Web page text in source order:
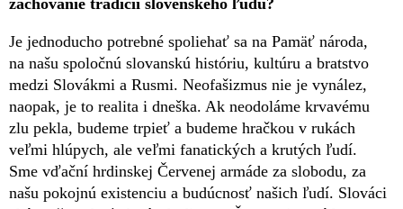
Je jednoducho potrebné spoliehať sa na Pamäť národa,
na našu spoločnú slovanskú históriu, kultúru a bratstvo
medzi Slovákmi a Rusmi. Neofašizmus nie je vynález,
naopak, je to realita i dneška. Ak neodoláme krvavému
zlu pekla, budeme trpieť a budeme hračkou v rukách
veľmi hlúpych, ale veľmi fanatických a krutých ľudí.
Sme vďační hrdinskej Červenej armáde za slobodu, za
našu pokojnú existenciu a budúcnosť našich ľudí. Slováci